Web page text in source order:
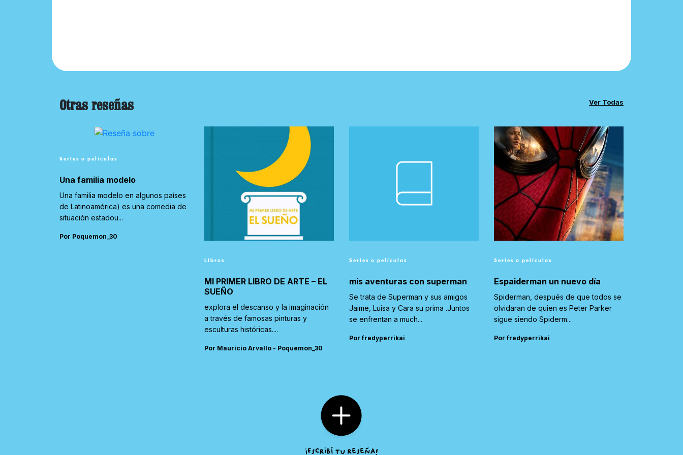
Otras reseñas Ver Todas
Series o películas
Una familia modelo
Una familia modelo en algunos países
de Latinoamérica) es una comedia de
situación estadou...
Por Poquemon_30
Libros
MI PRIMER LIBRO DE ARTE – EL
SUEÑO
explora el descanso y la imaginación
a través de famosas pinturas y
esculturas históricas....
Por Mauricio Arvallo - Poquemon_30
Series o películas
mis aventuras con superman
Se trata de Superman y sus amigos
Jaime, Luisa y Cara su prima .Juntos
se enfrentan a much...
Por fredyperrikai
Series o películas
Espaiderman un nuevo día
Spiderman, después de que todos se
olvidaran de quien es Peter Parker
sigue siendo Spiderm...
Por fredyperrikai